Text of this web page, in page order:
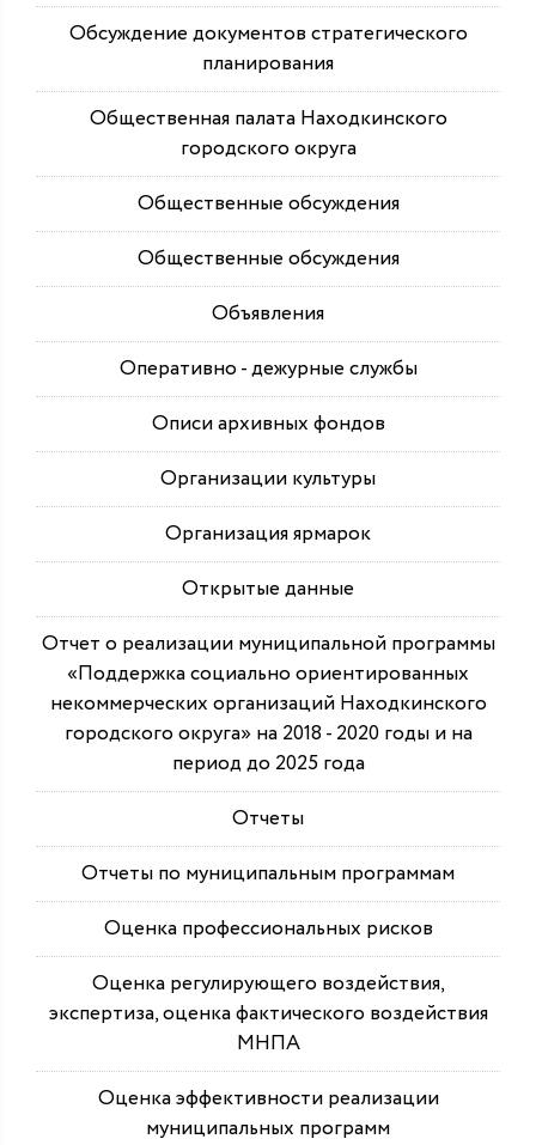
Обсуждение документов стратегического
планирования
Общественная палата Находкинского
городского округа
Общественные обсуждения
Общественные обсуждения
Объявления
Оперативно - дежурные службы
Описи архивных фондов
Организации культуры
Организация ярмарок
Открытые данные
Отчет о реализации муниципальной программы
«Поддержка социально ориентированных
некоммерческих организаций Находкинского
городского округа» на 2018 - 2020 годы и на
период до 2025 года
Отчеты
Отчеты по муниципальным программам
Оценка профессиональных рисков
Оценка регулирующего воздействия,
экспертиза, оценка фактического воздействия
МНПА
Оценка эффективности реализации
муниципальных программ